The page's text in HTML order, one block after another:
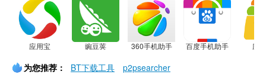
应用宝 豌豆荚 360手机助手 百度手机助手 应
为您推荐： BT下载工具 p2psearcher